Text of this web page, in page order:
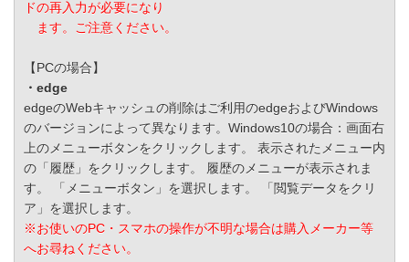
ドの再入力が必要になり
ます。ご注意ください。
【PCの場合】
・edge
edgeのWebキャッシュの削除はご利用のedgeおよびWindows
のバージョンによって異なります。Windows10の場合：画面右
上のメニューボタンをクリックします。 表示されたメニュー内
の「履歴」をクリックします。 履歴のメニューが表示されま
す。 「メニューボタン」を選択します。 「閲覧データをクリ
ア」を選択します。
※お使いのPC・スマホの操作が不明な場合は購入メーカー等
へお尋ねください。